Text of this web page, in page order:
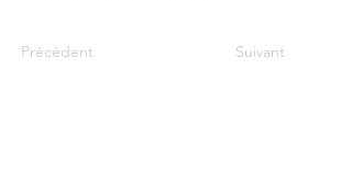
Précédent Suivant